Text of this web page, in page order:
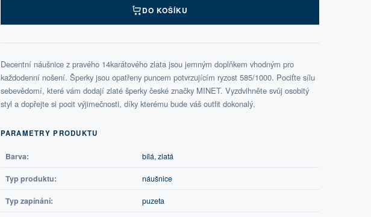
DO KOŠÍKU
Decentní náušnice z pravého 14karátového zlata jsou jemným doplňkem vhodným pro
každodenní nošení. Šperky jsou opatřeny puncem potvrzujícím ryzost 585/1000. Pociťte sílu
sebevědomí, které vám dodají zlaté šperky české značky MINET. Vyzdvihněte svůj osobitý
styl a dopřejte si pocit výjimečnosti, díky kterému bude váš outfit dokonalý.
PARAMETRY PRODUKTU
Barva: bílá, zlatá
Typ produktu: náušnice
Typ zapínání: puzeta